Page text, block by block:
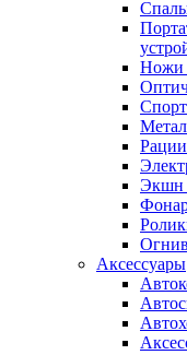
Ножи
Рации
Экшн
Аксессуары